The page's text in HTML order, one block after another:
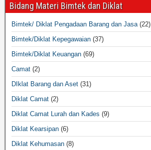
Bidang Materi Bimtek dan Diklat
Bimtek/ Diklat Pengadaan Barang dan Jasa(22)
Bimtek/Diklat Kepegawaian (37)
Bimtek/Diklat Keuangan (69)
Camat (2)
DIklat Barang dan Aset (31)
Diklat Camat (2)
Diklat Camat Lurah dan Kades (9)
Diklat Kearsipan (6)
Diklat Kehumasan (8)